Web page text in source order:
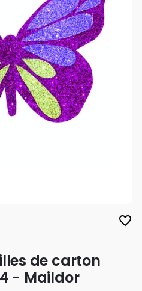
favorite_border
de carton
- Maildor